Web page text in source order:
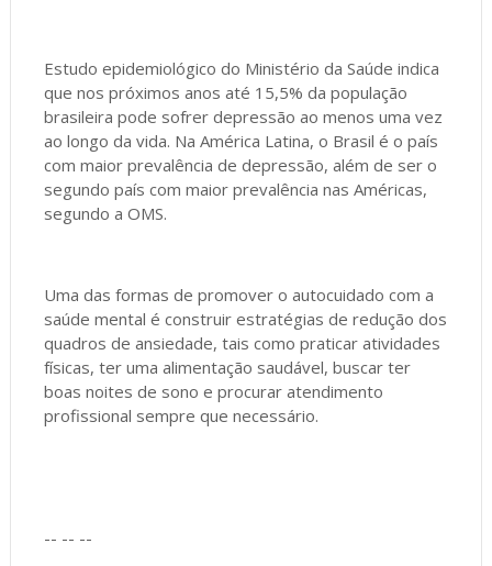
Estudo epidemiológico do Ministério da Saúde indica
que nos próximos anos até 15,5% da população
brasileira pode sofrer depressão ao menos uma vez
ao longo da vida. Na América Latina, o Brasil é o país
com maior prevalência de depressão, além de ser o
segundo país com maior prevalência nas Américas,
segundo a OMS.
Uma das formas de promover o autocuidado com a
saúde mental é construir estratégias de redução dos
quadros de ansiedade, tais como praticar atividades
físicas, ter uma alimentação saudável, buscar ter
boas noites de sono e procurar atendimento
profissional sempre que necessário.
-- -- --